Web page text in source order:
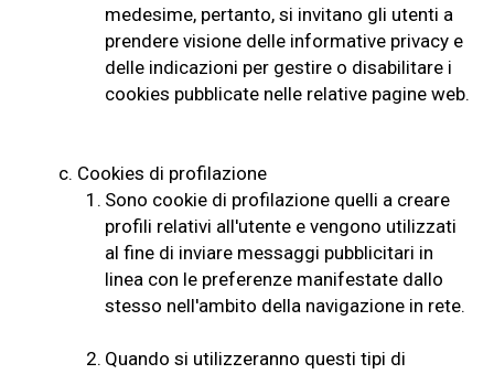
medesime, pertanto, si invitano gli utenti a
prendere visione delle informative privacy e
delle indicazioni per gestire o disabilitare i
cookies pubblicate nelle relative pagine web.
c. Cookies di profilazione
1. Sono cookie di profilazione quelli a creare
profili relativi all'utente e vengono utilizzati
al fine di inviare messaggi pubblicitari in
linea con le preferenze manifestate dallo
stesso nell'ambito della navigazione in rete.
2. Quando si utilizzeranno questi tipi di